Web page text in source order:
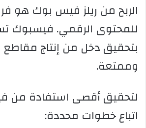
الربح من ريلز فيس بوك هو
للمحتوى الرقمي. فيسبوك
بتحقيق دخل من إنتاج مقاطع
وممتعة.
لتحقيق أقصى استفادة من
اتباع خطوات محددة: